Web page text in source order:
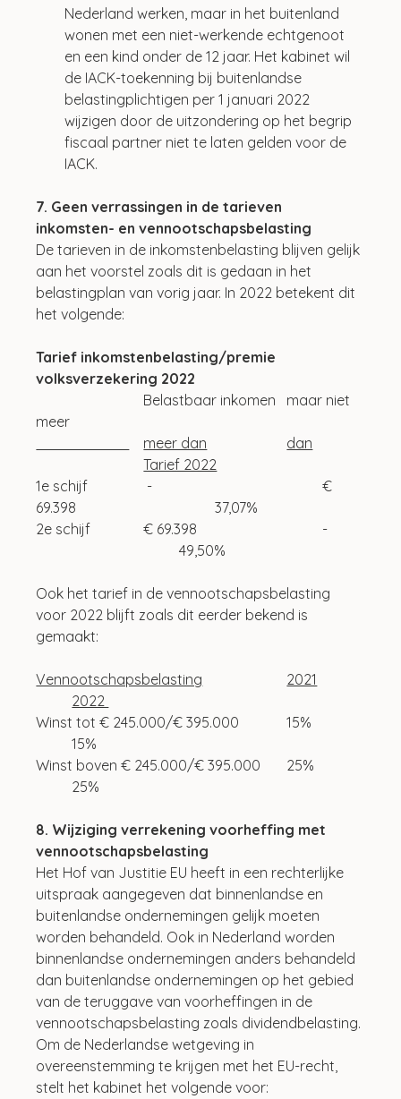
Nederland werken, maar in het buitenland
wonen met een niet-werkende echtgenoot
en een kind onder de 12 jaar. Het kabinet wil
de IACK-toekenning bij buitenlandse
belastingplichtigen per 1 januari 2022
wijzigen door de uitzondering op het begrip
fiscaal partner niet te laten gelden voor de
IACK.
7. Geen verrassingen in de tarieven
inkomsten- en vennootschapsbelasting
De tarieven in de inkomstenbelasting blijven gelijk
aan het voorstel zoals dit is gedaan in het
belastingplan van vorig jaar. In 2022 betekent dit
het volgende:
Tarief inkomstenbelasting/premie
volksverzekering 2022
meer
			Tarief 2022
1e schijf 		 -					€
69.398				37,07%
2e schijf 		€ 69.398				-
				49,50%
Ook het tarief in de vennootschapsbelasting
voor 2022 blijft zoals dit eerder bekend is
gemaakt:
Vennootschapsbelasting			2021
	2022
Winst tot € 245.000/€ 395.000		15%
	15%
Winst boven € 245.000/€ 395.000	25%
	25%
8. Wijziging verrekening voorheffing met
vennootschapsbelasting
Het Hof van Justitie EU heeft in een rechterlijke
uitspraak aangegeven dat binnenlandse en
buitenlandse ondernemingen gelijk moeten
worden behandeld. Ook in Nederland worden
binnenlandse ondernemingen anders behandeld
dan buitenlandse ondernemingen op het gebied
van de teruggave van voorheffingen in de
vennootschapsbelasting zoals dividendbelasting.
Om de Nederlandse wetgeving in
overeenstemming te krijgen met het EU-recht,
stelt het kabinet het volgende voor: